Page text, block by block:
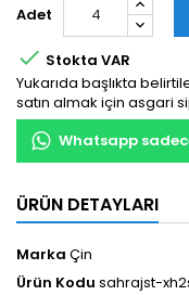
Adet
 Stokta VAR
Yukarıda başlıkta
satın almak için asgari
Whatsapp
ÜRÜN DETAYLARI
Marka Çin
Ürün Kodu sahrajst-